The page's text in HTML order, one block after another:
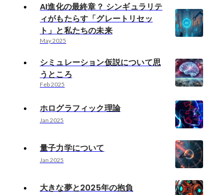
AI進化の最終章？ シンギュラリテ
ィがもたらす「グレートリセッ
ト」と私たちの未来
May 2025
シミュレーション仮説について思
うところ
Feb 2025
ホログラフィック理論
Jan 2025
量子力学について
Jan 2025
大きな夢と2025年の抱負